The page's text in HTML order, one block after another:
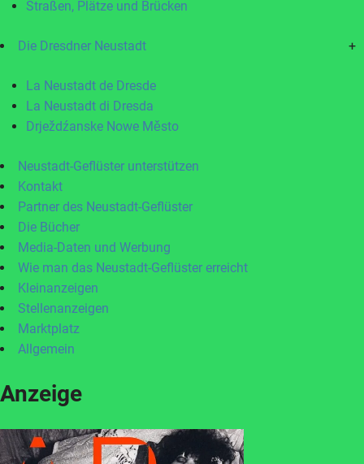
Straßen, Plätze und Brücken
Die Dresdner Neustadt +
La Neustadt de Dresde
La Neustadt di Dresda
Drježdźanske Nowe Město
Neustadt-Geflüster unterstützen
Kontakt
Partner des Neustadt-Geflüster
Die Bücher
Media-Daten und Werbung
Wie man das Neustadt-Geflüster erreicht
Kleinanzeigen
Stellenanzeigen
Marktplatz
Allgemein
Anzeige